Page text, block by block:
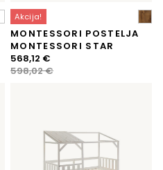
Akcija!
MONTESSORI POSTELJA
MONTESSORI STAR
598,02€
Izvirna
cena
568,12 €
Trenutna
cena